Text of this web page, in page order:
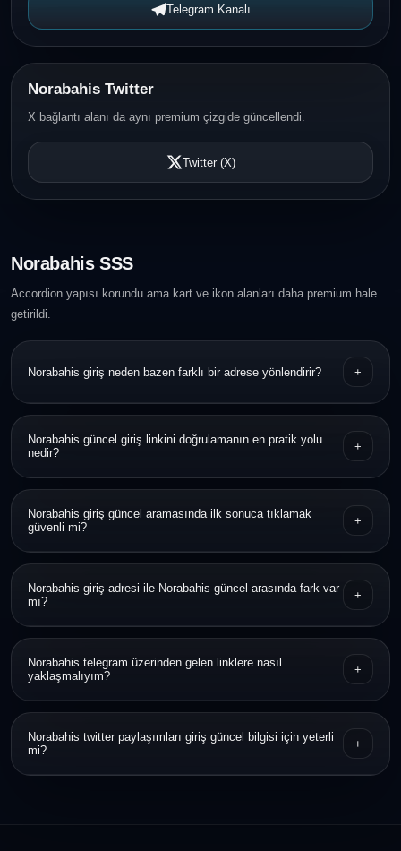
Telegram Kanalı
Norabahis Twitter
X bağlantı alanı da aynı premium çizgide güncellendi.
Twitter (X)
Norabahis SSS
Accordion yapısı korundu ama kart ve ikon alanları daha premium hale
getirildi.
Norabahis giriş neden bazen farklı bir adrese yönlendirir? +
yapabilir. Bu nedenle URL doğrulaması önemlidir.
Norabahis güncel giriş linkini doğrulamanın en pratik yolu
nedir?
+
bakmak ve duyuru kaynağıyla karşılaştırmak en pratik yöntemdir.
Norabahis giriş güncel aramasında ilk sonuca tıklamak
güvenli mi?
+
bağlantının yapısını ve görünümünü incelemek daha doğrudur.
Norabahis giriş adresi ile Norabahis güncel arasında fark var
mı?
+
güncel ise o dönem kullanılan en yeni bağlantıya işaret eder.
Norabahis telegram üzerinden gelen linklere nasıl
yaklaşmalıyım?
+
işlem yapılmaması daha güvenlidir.
Norabahis twitter paylaşımları giriş güncel bilgisi için yeterli
mi?
+